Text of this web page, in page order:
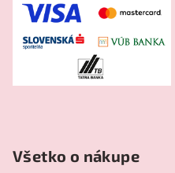
Všetko o nákupe